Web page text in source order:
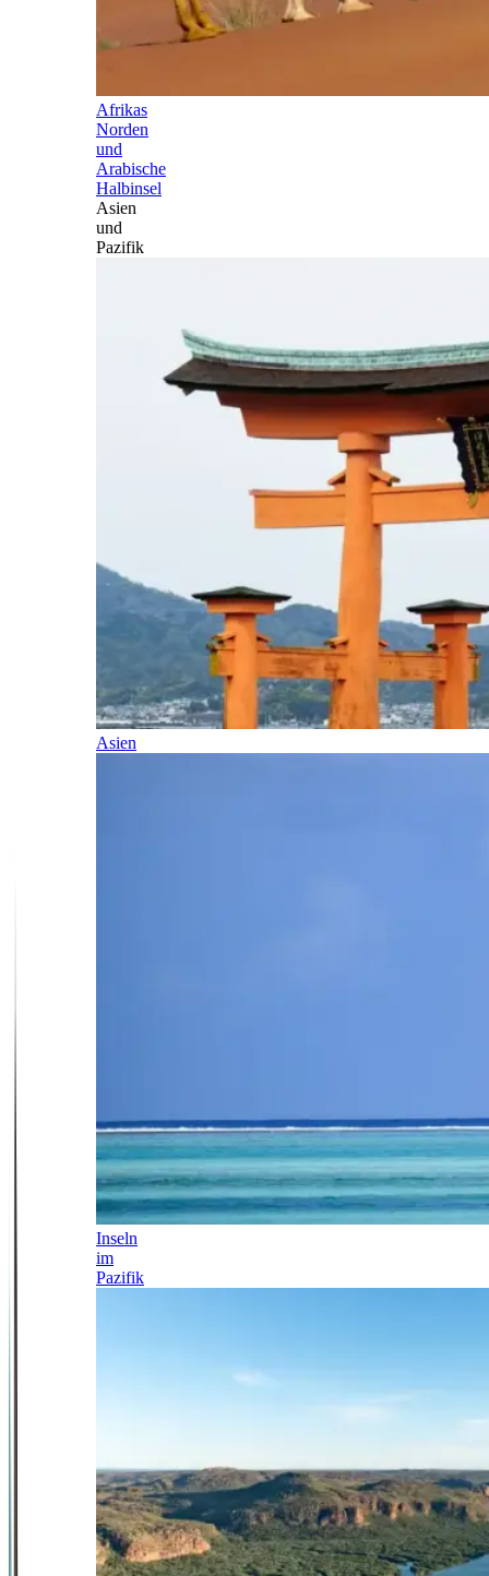
Afrikas
Norden
und
Arabische
Halbinsel
Asien
und
Pazifik
Asien
Inseln
im
Pazifik